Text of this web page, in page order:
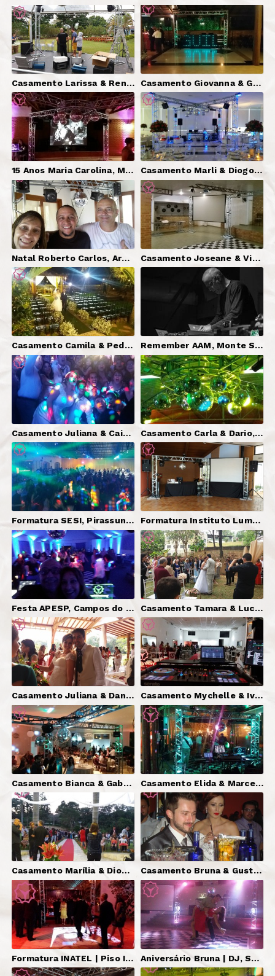
Casamento Larissa & Renato, Bragança Paulista-SP | DJ Serginho Brazil + Som (Cerimônia e Festa) + 2 Telões + Pista X + Cortina LED Gráfica Casamento Giovanna & Guilherme, Louveira-SP | DJ Serginho Brazil + Som + Iluminação + Projetor + Iluminação Decorativa + Cortina LED Gráfica
15 Anos Maria Carolina, Monte Alegre do Sul-SP | DJ Serginho Brazil + Som + Iluminação + Pista X + Telão + Iluminação Decorativa Casamento Marli & Diogo, Jundiaí-SP | DJ Serginho Brazil + Som + Iluminação + Pista em X + Video Lounge (clipes)
Natal Roberto Carlos, Araras-SP | DJ Serginho Brazil, Som, Iluminação, Piso Interativo. Casamento Joseane & Vinicius, Louveira-SP | DJ Serginho Brazil + Som (Cerimônia e Festa) + Iluminação + 2 Telões + Iluminação Cênica
Casamento Camila & Pedro, Jundiaí-SP | DJ Serginho Brazil + Som (Cerimônia e Festa) + Iluminação + Pista em X + Telão + Vinil Quadriculado Remember AAM, Monte Sião-MG | DJ Serginho Brazil + DJ Alan Godoy
Casamento Juliana & Caio, Bragança Paulista-SP | DJ Serginho Brazil + Som (Cerimônia e Festa) + Iluminação + Telão Casamento Carla & Dario, Bragança Paulista-SP | DJ Serginho Brazil + Som + Iluminação + Pista X + 2 Telões + Iluminação Decorativa + Som Cerimônia
Formatura SESI, Pirassununga-SP | Mestre de Cerimônias e DJ Serginho Brazil, Som (Colação e Festa), Iluminação, 2 Telões, Piso Interativo. Formatura Instituto Lumen, Campos do Jordão-SP | DJ Serginho Brazil, Som, Iluminação, Telão.
Festa APESP, Campos do Jordão-SP | DJ Serginho Brazil, Som, Iluminação, Cênica. Casamento Tamara & Lucas, Campinas-SP | DJ Serginho Brazil, Som (Cerimônia e Festa).
Casamento Juliana & Danilo, Atibaia-SP | DJ Serginho Brazil, Som (Cerimônia e Festa). Casamento Mychelle & Ivan, São Paulo-SP | DJ Serginho Brazil, Som (Cerimônia e Festa), Iluminação, Telão.
Casamento Bianca & Gabriel, Itatiba-SP | DJ, Som (Cerimônia e Festa), Iluminação, Telão, Pista X, Vinil Quadriculado. Casamento Elida & Marcelo, Holambra-SP | DJ, Som (Cerimônia e Festa), Iluminação.
Casamento Marília & Diogo, São Roque-SP | DJ Serginho Brazil, Som (Cerimônia e Festa), Iluminação, Telão, Piso Interativo. Casamento Bruna & Gustavo, Jundiaí-SP | DJ, Som, Iluminação, Pista X.
Formatura INATEL | Piso Interativo YesterDJays Aniversário Bruna | DJ, Som, Iluminação, Telão, Vinil Quadriculado.